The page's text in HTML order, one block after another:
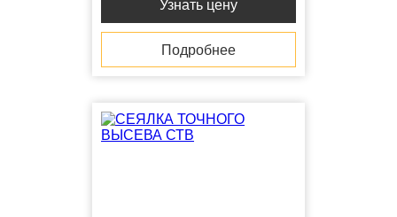
Узнать цену
Подробнее